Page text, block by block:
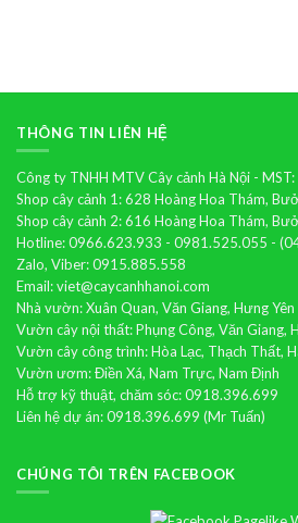
THÔNG TIN LIÊN HỆ
Công ty TNHH MTV Cây cảnh Hà Nội -
Shop cây cảnh 1: 628 Hoàng Hoa Thám,
Shop cây cảnh 2: 616 Hoàng Hoa Thám,
Hotline: 0966.623.933 - 0981.525.055 -
Zalo, Viber: 0915.885.558
Email: viet@caycanhhanoi.com
Nhà vườn: Xuân Quan, Văn Giang, Hưng Yên
Vườn cây nội thất: Phụng Công, Văn Giang,
Vườn cây công trình: Hòa Lạc, Thạch Thất,
Vườn ươm: Điền Xá, Nam Trực, Nam Định
Hỗ trợ kỹ thuật, chăm sóc: 0918.396.699
Liên hệ dự án: 0918.396.699 (Mr Tuấn)
CHÚNG TÔI TRÊN FACEBOOK